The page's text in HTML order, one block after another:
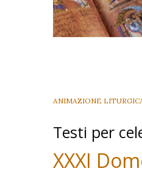
ANIMAZIONE
Testi per
XXXI